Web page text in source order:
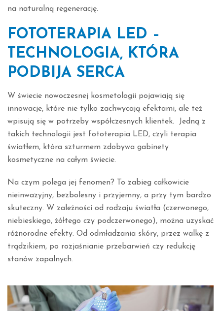
na naturalną regenerację.
FOTOTERAPIA LED –
TECHNOLOGIA, KTÓRA
PODBIJA SERCA
W świecie nowoczesnej kosmetologii pojawiają się
innowacje, które nie tylko zachwycają efektami, ale też
wpisują się w potrzeby współczesnych klientek. Jedną z
takich technologii jest fototerapia LED, czyli terapia
światłem, która szturmem zdobywa gabinety
kosmetyczne na całym świecie.
Na czym polega jej fenomen? To zabieg całkowicie
nieinwazyjny, bezbolesny i przyjemny, a przy tym bardzo
skuteczny. W zależności od rodzaju światła (czerwonego,
niebieskiego, żółtego czy podczerwonego), można uzyskać
różnorodne efekty. Od odmładzania skóry, przez walkę z
trądzikiem, po rozjaśnianie przebarwień czy redukcję
stanów zapalnych.